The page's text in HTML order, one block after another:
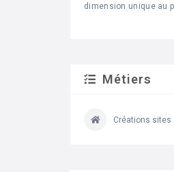
dimension unique au
Métiers
Créations sites